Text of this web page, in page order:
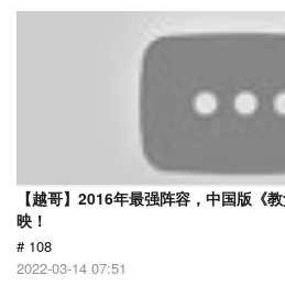
【越哥】2016年最强阵容，中国版《
映！
# 108
2022-03-14 07:51